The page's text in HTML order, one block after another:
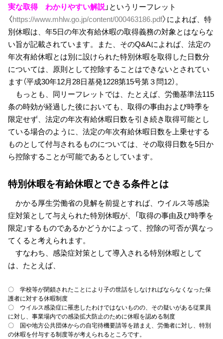
実な取得 わかりやすい解説」というリーフレット
〈https://www.mhlw.go.jp/content/000463186.pdf〉によれば、特
別休暇は、年5日の年次有給休暇の取得義務の対象とはならな
い旨が記載されています。また、そのQ&Aによれば、法定の
年次有給休暇とは別に設けられた特別休暇を取得した日数分
については、原則として控除することはできないとされてい
ます（平成30年12月28日基発1228第15号第３問12）。
もっとも、同リーフレットでは、たとえば、労働基準法115
条の時効が経過した後においても、取得の事由および時季を
限定せず、法定の年次有給休暇日数を引き続き取得可能とし
ている場合のように、法定の年次有給休暇日数を上乗せする
ものとして付与されるものについては、その取得日数を5日か
ら控除することが可能であるとしています。
特別休暇を有給休暇とできる条件とは
かかる厚生労働省の見解を前提とすれば、ウイルス等感染
症対策として与えられた特別休暇が、「取得の事由及び時季を
限定」するものであるかどうかによって、控除の可否が異なっ
てくると考えられます。
すなわち、感染症対策として導入される特別休暇として
は、たとえば、
〇 学校等が閉鎖されたことにより子の世話をしなければならなくなった保
護者に対する休暇制度
〇 ウイルス感染症に罹患したわけではないものの、その疑いがある従業員
に対し、事業場内での感染拡大防止のために休暇を認める制度
〇 国や地方公共団体からの自宅待機要請等を踏まえ、労働者に対し、特別
の休暇を付与する制度等が考えられるところです。